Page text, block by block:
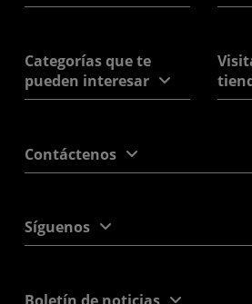
Categorías que te
pueden interesar
Contáctenos
Síguenos
Boletín de noticias